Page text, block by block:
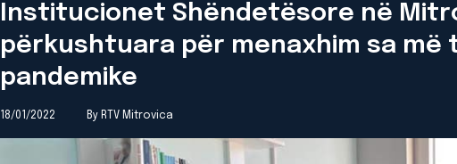
Institucionet Shëndetësore në
përkushtuara për menaxhim sa
pandemike
18/01/2022 By RTV Mitrovica